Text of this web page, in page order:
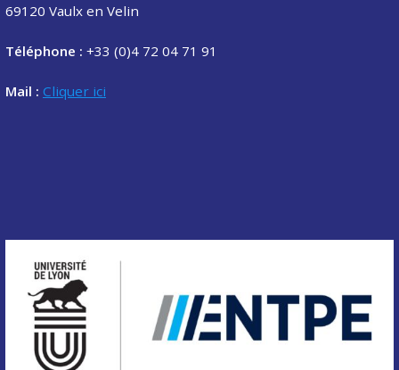
69120 Vaulx en Velin
Téléphone : +33 (0)4 72 04 71 91
Mail : Cliquer ici